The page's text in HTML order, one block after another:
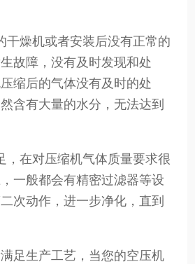
干燥机或者安装后没有正常的
故障，没有及时发现和处
缩后的气体没有及时的处
含有大量的水分，无法达到
，在对压缩机气体质量要求很
一般都会有精密过滤器等设
次动作，进一步净化，直到
足生产工艺，当您的空压机